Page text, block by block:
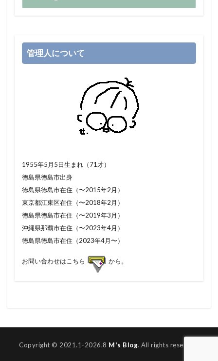
管理人について
1955年5月5日生まれ（71才）
徳島県徳島市出身
徳島県徳島市在住（〜2015年2月）
東京都江東区在住（〜2018年2月）
徳島県徳島市在住（〜2019年3月）
沖縄県那覇市在住（〜2023年4月）
徳島県徳島市在住（2023年4月〜）
お問い合わせはこちら から。
Copyright © 2021.1-2026.8 M's Blog. All rights reserved.